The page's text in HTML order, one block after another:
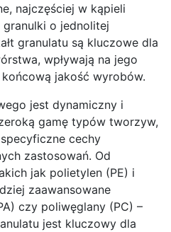
najczęściej w kąpieli
o jednolitej
granulatu są kluczowe dla
wpływają na jego
jakość wyrobów.
jest dynamiczny i
gamę typów tworzyw,
cechy
zastosowań. Od
jak polietylen (PE) i
zaawansowane
czy poliwęglany (PC) –
jest kluczowy dla